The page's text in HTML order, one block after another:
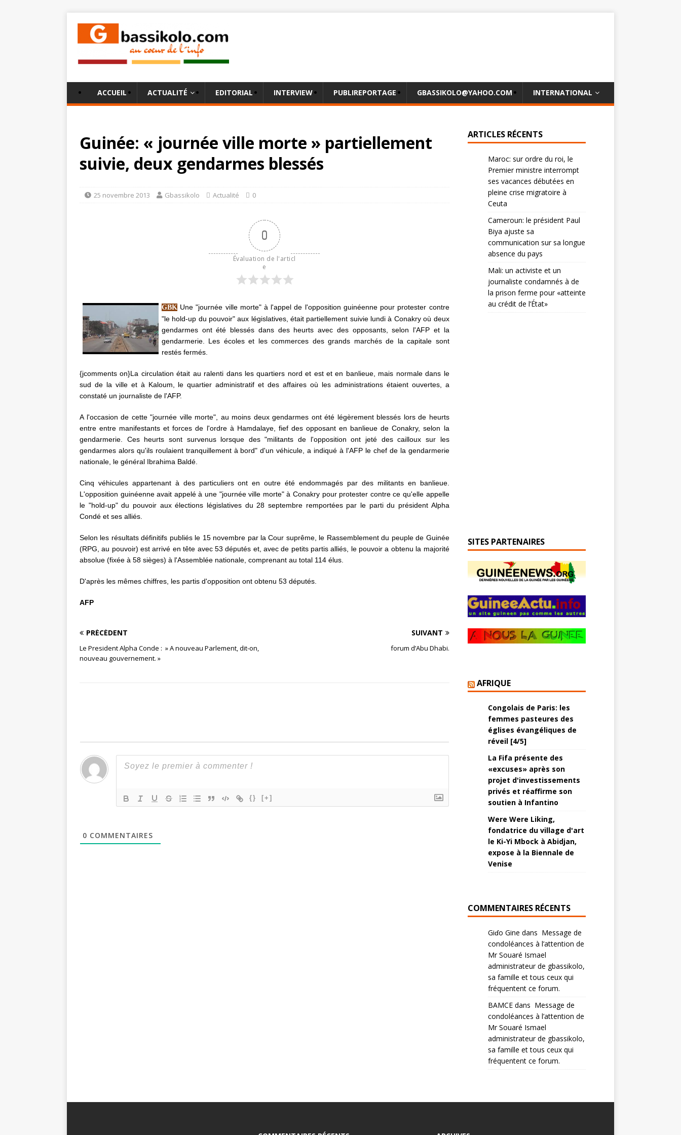
ACCUEIL ACTUALITÉ EDITORIAL INTERVIEW PUBLIREPORTAGE GBASSIKOLO@YAHOO.COM INTERNATIONAL
Guinée: « journée ville morte » partiellement
suivie, deux gendarmes blessés
25 novembre 2013 Gbassikolo Actualité 0
0
Évaluation de l'articl
e
GBK Une "journée ville morte" à l'appel de l'opposition guinéenne pour protester contre
"le hold-up du pouvoir" aux législatives, était partiellement suivie lundi à Conakry où deux
gendarmes ont été blessés dans des heurts avec des opposants, selon l'AFP et la
gendarmerie. Les écoles et les commerces des grands marchés de la capitale sont
restés fermés.
{jcomments on}La circulation était au ralenti dans les quartiers nord et est et en banlieue, mais normale dans le
sud de la ville et à Kaloum, le quartier administratif et des affaires où les administrations étaient ouvertes, a
constaté un journaliste de l'AFP.
A l'occasion de cette "journée ville morte", au moins deux gendarmes ont été légèrement blessés lors de heurts
entre entre manifestants et forces de l'ordre à Hamdalaye, fief des opposant en banlieue de Conakry, selon la
gendarmerie. Ces heurts sont survenus lorsque des "militants de l'opposition ont jeté des cailloux sur les
gendarmes alors qu'ils roulaient tranquillement à bord" d'un véhicule, a indiqué à l'AFP le chef de la gendarmerie
nationale, le général Ibrahima Baldé.
Cinq véhicules appartenant à des particuliers ont en outre été endommagés par des militants en banlieue.
L'opposition guinéenne avait appelé à une "journée ville morte" à Conakry pour protester contre ce qu'elle appelle
le "hold-up" du pouvoir aux élections législatives du 28 septembre remportées par le parti du président Alpha
Condé et ses alliés.
Selon les résultats définitifs publiés le 15 novembre par la Cour suprême, le Rassemblement du peuple de Guinée
(RPG, au pouvoir) est arrivé en tête avec 53 députés et, avec de petits partis alliés, le pouvoir a obtenu la majorité
absolue (fixée à 58 sièges) à l'Assemblée nationale, comprenant au total 114 élus.
D'après les mêmes chiffres, les partis d'opposition ont obtenu 53 députés.
AFP
PRÉCÉDENT
Le President Alpha Conde : » A nouveau Parlement, dit-on,
nouveau gouvernement. »
SUIVANT
forum d’Abu Dhabi.
{} [+]
0 COMMENTAIRES
ARTICLES RÉCENTS
Maroc: sur ordre du roi, le
Premier ministre interrompt
ses vacances débutées en
pleine crise migratoire à
Ceuta
Cameroun: le président Paul
Biya ajuste sa
communication sur sa longue
absence du pays
Mali: un activiste et un
journaliste condamnés à de
la prison ferme pour «atteinte
au crédit de l’État»
SITES PARTENAIRES
AFRIQUE
Congolais de Paris: les
femmes pasteures des
églises évangéliques de
réveil [4/5]
La Fifa présente des
«excuses» après son
projet d'investissements
privés et réaffirme son
soutien à Infantino
Were Were Liking,
fondatrice du village d'art
le Ki-Yi Mbock à Abidjan,
expose à la Biennale de
Venise
COMMENTAIRES RÉCENTS
Giɗo Gine dans Message de
condoléances à l’attention de
Mr Souaré Ismael
administrateur de gbassikolo,
sa famille et tous ceux qui
fréquentent ce forum.
BAMCEdans Message de
condoléances à l’attention de
Mr Souaré Ismael
administrateur de gbassikolo,
sa famille et tous ceux qui
fréquentent ce forum.